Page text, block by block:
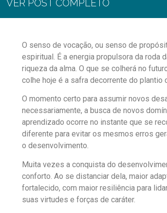
na realidade de nossas experiências e
existe dentro de nós.
fora (a minha realidade também ser a
recursos, criar coisas para atender as
apoio coletivo com a ajuda de pessoas
relacionamento para o desenvolvimento
Continuação nos comentários …
VER POST COMPLETO
O senso de vocação, ou senso de
espiritual. É a energia propulsora da roda
riqueza da alma. O que se colherá no
colhe hoje é a safra decorrente do plantio
O momento certo para assumir novos
necessariamente, a busca de novos
aprendizado ocorre no instante que se
diferente para evitar os mesmos erros
o desenvolvimento.
Muita vezes a conquista do
conforto. Ao se distanciar dela, maior
fortalecido, com maior resiliência para
suas virtudes e forças de caráter.